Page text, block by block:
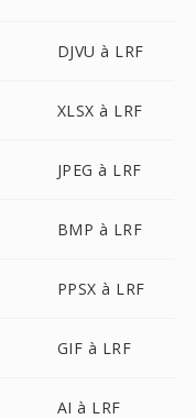
DJVU à LRF
XLSX à LRF
JPEG à LRF
BMP à LRF
PPSX à LRF
GIF à LRF
AI à LRF